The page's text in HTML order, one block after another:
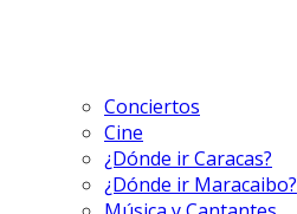
Conciertos
Cine
¿Dónde ir Caracas?
¿Dónde ir Maracaibo?